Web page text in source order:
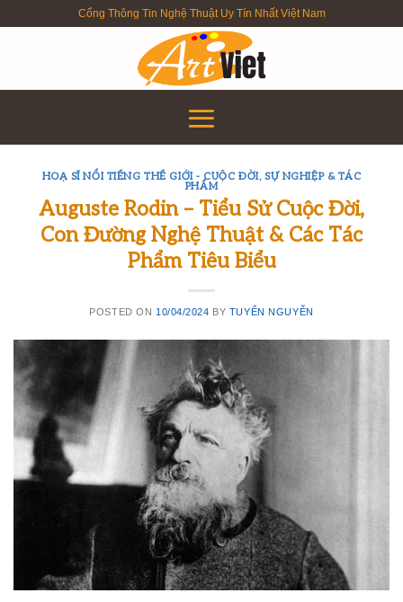
to
Cổng Thông Tin Nghệ Thuật Uy Tín Nhất Việt Nam
HOẠ SĨ NỔI TIẾNG THẾ GIỚI - CUỘC ĐỜI, SỰ NGHIỆP & TÁC
PHẨM
Auguste Rodin – Tiểu Sử Cuộc Đời,
Con Đường Nghệ Thuật & Các Tác
Phẩm Tiêu Biểu
POSTED ON 10/04/2024 BY TUYỂN NGUYỄN